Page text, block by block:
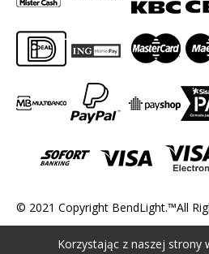
© 2021 Copyright BendLight.™All
Korzystając z naszej strony